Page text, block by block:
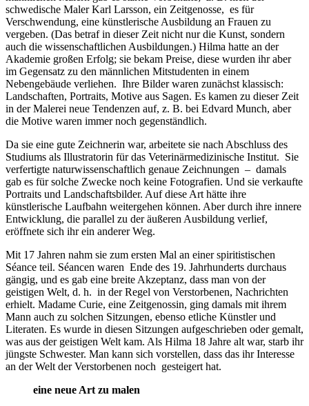
schwedische Maler Karl Larsson, ein Zeitgenosse, es für
Verschwendung, eine künstlerische Ausbildung an Frauen zu
vergeben. (Das betraf in dieser Zeit nicht nur die Kunst, sondern
auch die wissenschaftlichen Ausbildungen.) Hilma hatte an der
Akademie großen Erfolg; sie bekam Preise, diese wurden ihr aber
im Gegensatz zu den männlichen Mitstudenten in einem
Nebengebäude verliehen. Ihre Bilder waren zunächst klassisch:
Landschaften, Portraits, Motive aus Sagen. Es kamen zu dieser Zeit
in der Malerei neue Tendenzen auf, z. B. bei Edvard Munch, aber
die Motive waren immer noch gegenständlich.
Da sie eine gute Zeichnerin war, arbeitete sie nach Abschluss des
Studiums als Illustratorin für das Veterinärmedizinische Institut. Sie
verfertigte naturwissenschaftlich genaue Zeichnungen – damals
gab es für solche Zwecke noch keine Fotografien. Und sie verkaufte
Portraits und Landschaftsbilder. Auf diese Art hätte ihre
künstlerische Laufbahn weitergehen können. Aber durch ihre innere
Entwicklung, die parallel zu der äußeren Ausbildung verlief,
eröffnete sich ihr ein anderer Weg.
Mit 17 Jahren nahm sie zum ersten Mal an einer spiritistischen
Séance teil. Séancen waren Ende des 19. Jahrhunderts durchaus
gängig, und es gab eine breite Akzeptanz, dass man von der
geistigen Welt, d. h. in der Regel von Verstorbenen, Nachrichten
erhielt. Madame Curie, eine Zeitgenossin, ging damals mit ihrem
Mann auch zu solchen Sitzungen, ebenso etliche Künstler und
Literaten. Es wurde in diesen Sitzungen aufgeschrieben oder gemalt,
was aus der geistigen Welt kam. Als Hilma 18 Jahre alt war, starb ihr
jüngste Schwester. Man kann sich vorstellen, dass das ihr Interesse
an der Welt der Verstorbenen noch gesteigert hat.
eine neue Art zu malen